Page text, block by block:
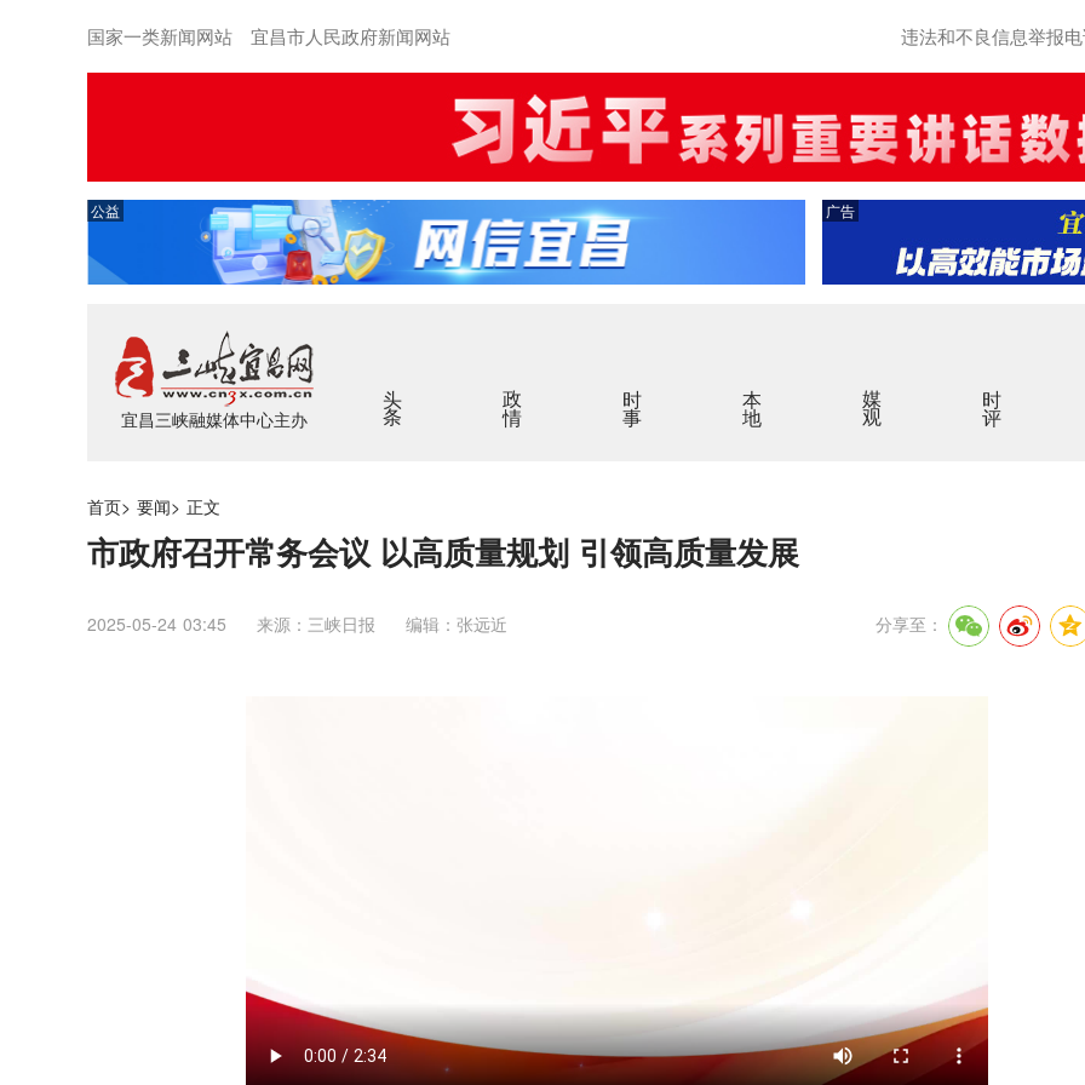
国家一类新闻网站 宜昌市人民政府新闻网站 违法和不良信息举报
公益 广告
宜昌三峡融媒体中心主办
头条 政情 时事 本地 媒观 时评
首页> 要闻> 正文
市政府召开常务会议 以高质量规划 引领高质量发展
2025-05-24 03:45 来源：三峡日报 编辑：张远近 分享至：